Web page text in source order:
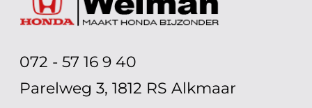
072 - 57 16 9 40
Parelweg 3, 1812 RS Alkmaar